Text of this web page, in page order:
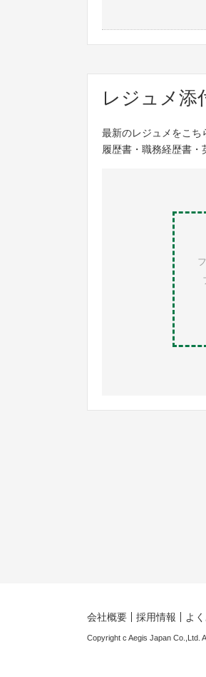
レジュメ添
最新のレジュメをこち
履歴書・職務経歴書・
会社概要 採用情報 よ
Copyright c Aegis Japan Co.,Ltd.